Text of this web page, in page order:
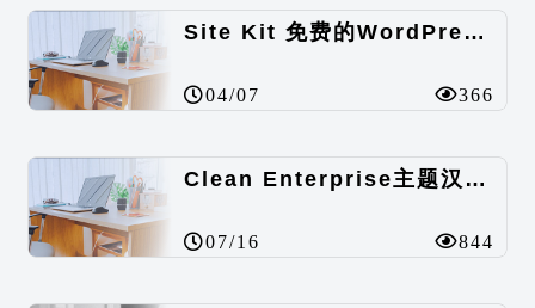
Site Kit 免费的WordPress数据统计插件
04/07 366
Clean Enterprise主题汉化包
07/16 844